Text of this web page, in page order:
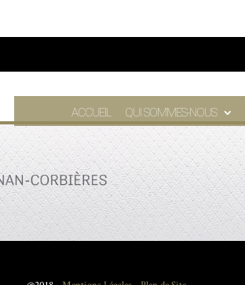
ACCUEIL QUI SOMMES-NOUS